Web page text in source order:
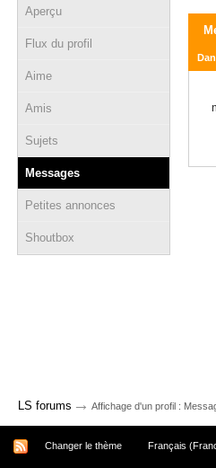
Aperçu
Flux du profil
Aime
Amis
Sujets
Messages
Petites annonces
Shoutbox
LS forums → Affichage d'un profil :
Changer le thème Français